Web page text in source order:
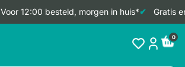
Voor 12:00 besteld, morgen in huis* Gratis
0